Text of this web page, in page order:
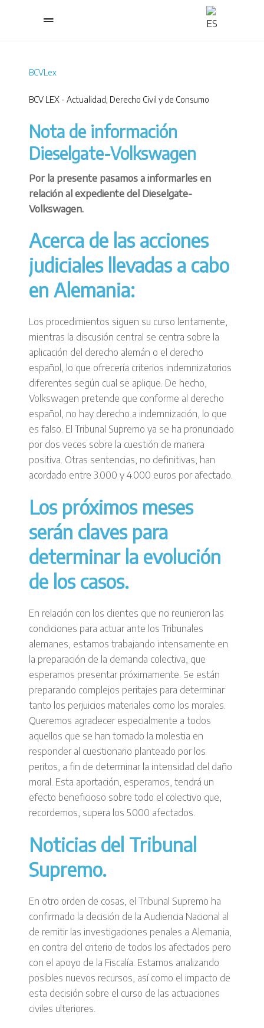
BCVLex
BCV LEX - Actualidad Derecho Civil y de Consumo
Nota de información
Dieselgate-Volkswagen
Por la presente pasamos a informarles en
relación al expediente del Dieselgate-
Volkswagen.
Acerca de las acciones
judiciales llevadas a cabo
en Alemania:
Los procedimientos siguen su curso lentamente,
mientras la discusión central se centra sobre la
aplicación del derecho alemán o el derecho
español, lo que ofrecería criterios indemnizatorios
diferentes según cual se aplique. De hecho,
Volkswagen pretende que conforme al derecho
español, no hay derecho a indemnización, lo que
es falso. El Tribunal Supremo ya se ha pronunciado
por dos veces sobre la cuestión de manera
positiva. Otras sentencias, no definitivas, han
acordado entre 3.000 y 4.000 euros por afectado.
Los próximos meses
serán claves para
determinar la evolución
de los casos.
En relación con los clientes que no reunieron las
condiciones para actuar ante los Tribunales
alemanes, estamos trabajando intensamente en
la preparación de la demanda colectiva, que
esperamos presentar próximamente. Se están
preparando complejos peritajes para determinar
tanto los perjuicios materiales como los morales.
Queremos agradecer especialmente a todos
aquellos que se han tomado la molestia en
responder al cuestionario planteado por los
peritos, a fin de determinar la intensidad del daño
moral. Esta aportación, esperamos, tendrá un
efecto beneficioso sobre todo el colectivo que,
recordemos, supera los 5.000 afectados.
Noticias del Tribunal
Supremo.
En otro orden de cosas, el Tribunal Supremo ha
confirmado la decisión de la Audiencia Nacional al
de remitir las investigaciones penales a Alemania,
en contra del criterio de todos los afectados pero
con el apoyo de la Fiscalía. Estamos analizando
posibles nuevos recursos, así como el impacto de
esta decisión sobre el curso de las actuaciones
civiles ulteriores.